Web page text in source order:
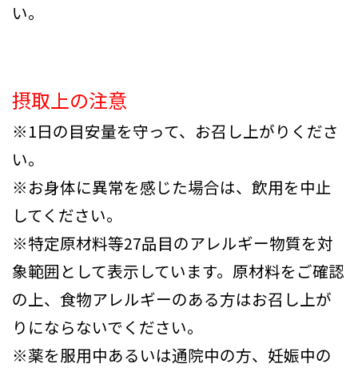
い。
摂取上の注意
※1日の目安量を守って、お召し上がりくださ
い。
※お身体に異常を感じた場合は、飲用を中止
してください。
※特定原材料等27品目のアレルギー物質を対
象範囲として表示しています。原材料をご確認
の上、食物アレルギーのある方はお召し上が
りにならないでください。
※薬を服用中あるいは通院中の方、妊娠中の